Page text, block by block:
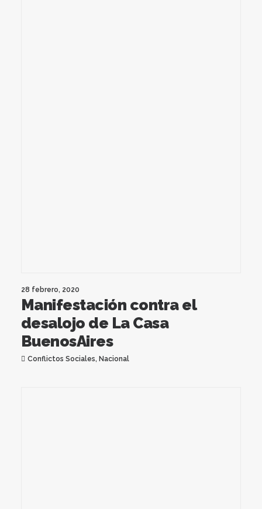
28 febrero, 2020
Manifestación contra el
desalojo de La Casa
BuenosAires
Conflictos Sociales, Nacional